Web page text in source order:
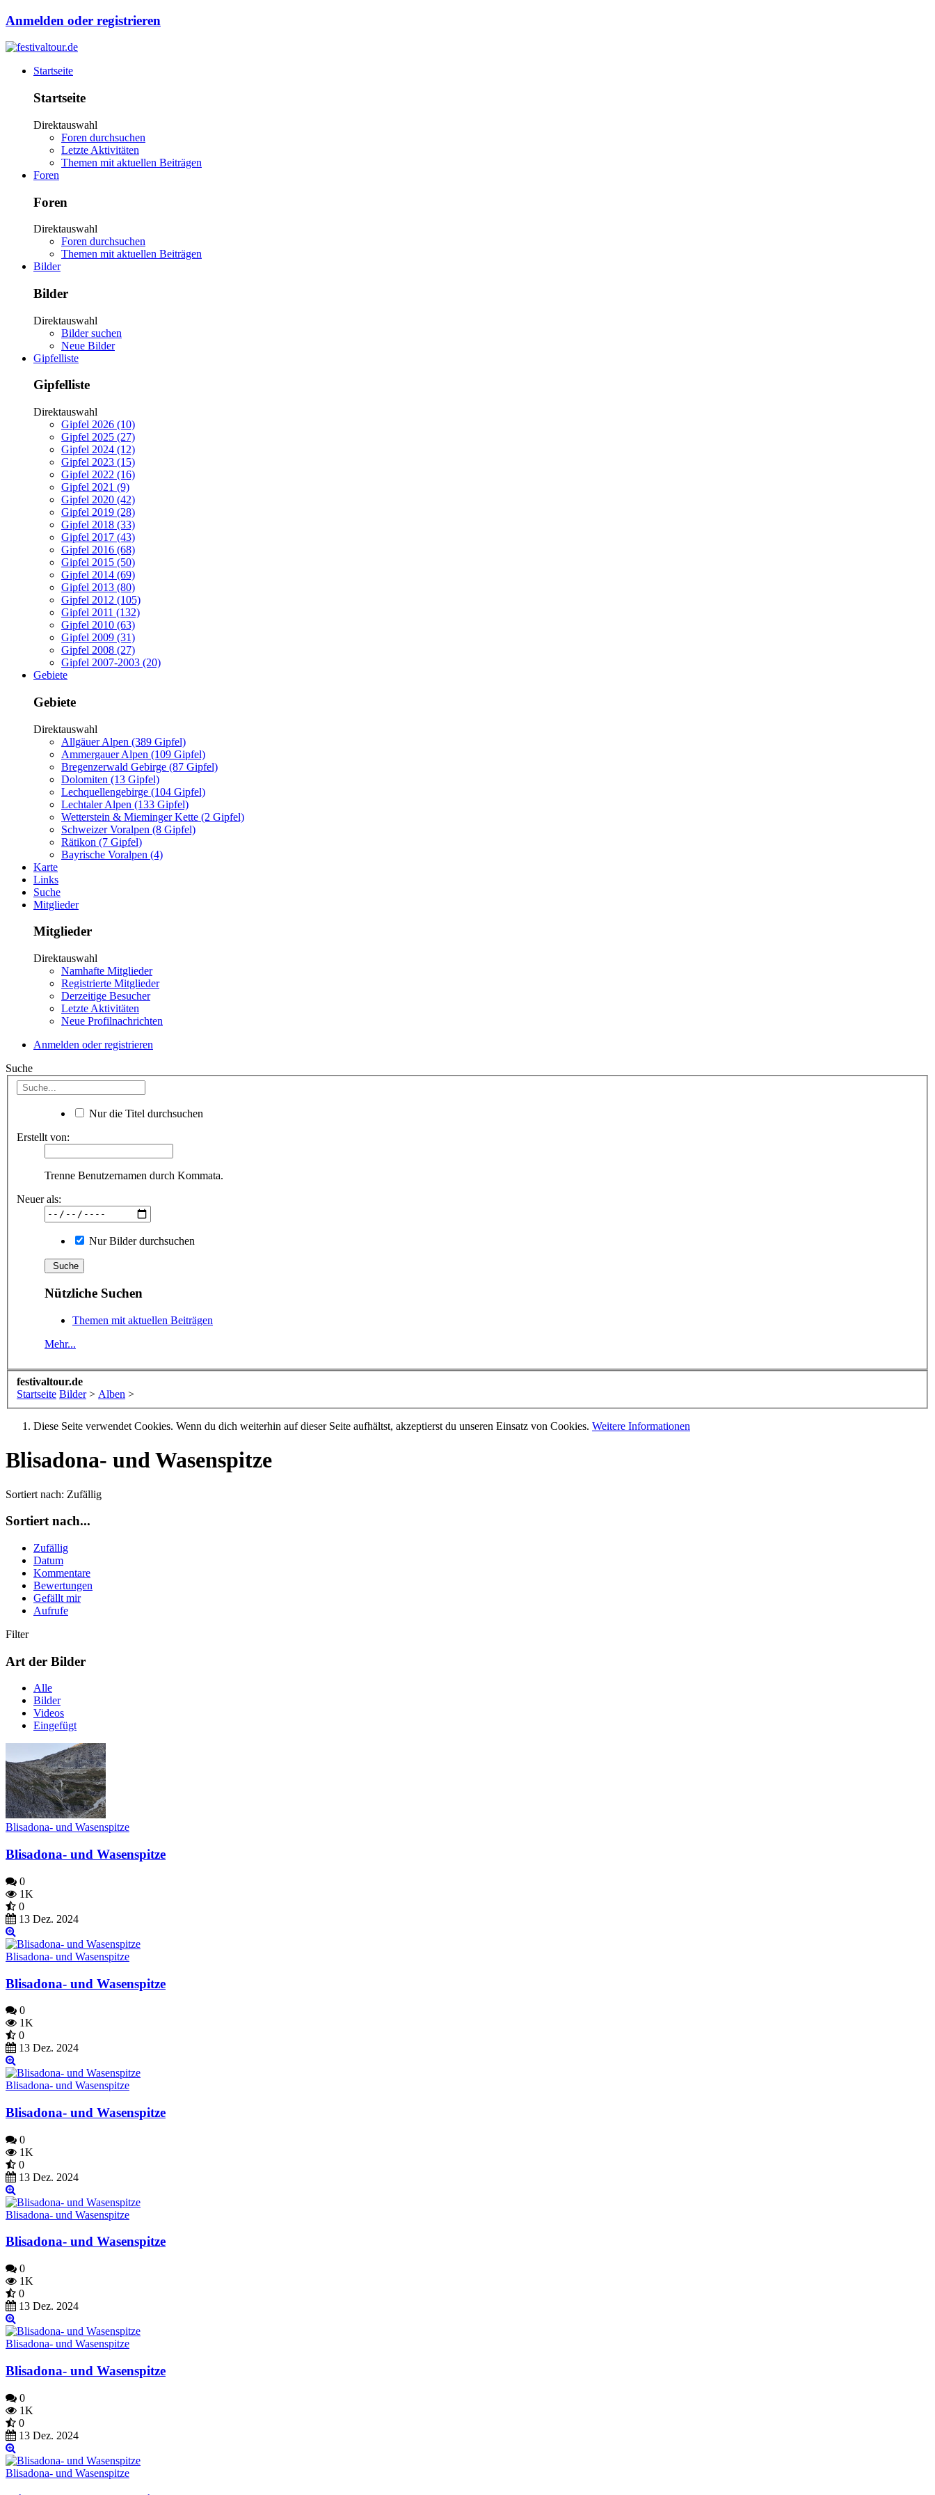
Anmelden oder registrieren
Startseite
Startseite
Direktauswahl
Foren durchsuchen
Letzte Aktivitäten
Themen mit aktuellen Beiträgen
Foren
Foren
Direktauswahl
Foren durchsuchen
Themen mit aktuellen Beiträgen
Bilder
Bilder
Direktauswahl
Bilder suchen
Neue Bilder
Gipfelliste
Gipfelliste
Direktauswahl
Gipfel 2026 (10)
Gipfel 2025 (27)
Gipfel 2024 (12)
Gipfel 2023 (15)
Gipfel 2022 (16)
Gipfel 2021 (9)
Gipfel 2020 (42)
Gipfel 2019 (28)
Gipfel 2018 (33)
Gipfel 2017 (43)
Gipfel 2016 (68)
Gipfel 2015 (50)
Gipfel 2014 (69)
Gipfel 2013 (80)
Gipfel 2012 (105)
Gipfel 2011 (132)
Gipfel 2010 (63)
Gipfel 2009 (31)
Gipfel 2008 (27)
Gipfel 2007-2003 (20)
Gebiete
Gebiete
Direktauswahl
Allgäuer Alpen (389 Gipfel)
Ammergauer Alpen (109 Gipfel)
Bregenzerwald Gebirge (87 Gipfel)
Dolomiten (13 Gipfel)
Lechquellengebirge (104 Gipfel)
Lechtaler Alpen (133 Gipfel)
Wetterstein & Mieminger Kette (2 Gipfel)
Schweizer Voralpen (8 Gipfel)
Rätikon (7 Gipfel)
Bayrische Voralpen (4)
Karte
Links
Suche
Mitglieder
Mitglieder
Direktauswahl
Namhafte Mitglieder
Registrierte Mitglieder
Derzeitige Besucher
Letzte Aktivitäten
Neue Profilnachrichten
Anmelden oder registrieren
Suche
Nur die Titel durchsuchen
Erstellt von:
Trenne Benutzernamen durch Kommata.
Neuer als:
Nur Bilder durchsuchen
Nützliche Suchen
Themen mit aktuellen Beiträgen
Mehr...
festivaltour.de
Startseite Bilder > Alben >
Diese Seite verwendet Cookies. Wenn du dich weiterhin auf dieser Seite aufhältst, akzeptierst du unseren Einsatz von Cookies. Weitere Informationen
Blisadona- und Wasenspitze
Sortiert nach: Zufällig
Sortiert nach...
Zufällig
Datum
Kommentare
Bewertungen
Gefällt mir
Aufrufe
Filter
Art der Bilder
Alle
Bilder
Videos
Eingefügt
Blisadona- und Wasenspitze
Blisadona- und Wasenspitze
0
1K
0
13 Dez. 2024
Blisadona- und Wasenspitze
Blisadona- und Wasenspitze
0
1K
0
13 Dez. 2024
Blisadona- und Wasenspitze
Blisadona- und Wasenspitze
0
1K
0
13 Dez. 2024
Blisadona- und Wasenspitze
Blisadona- und Wasenspitze
0
1K
0
13 Dez. 2024
Blisadona- und Wasenspitze
Blisadona- und Wasenspitze
0
1K
0
13 Dez. 2024
Blisadona- und Wasenspitze